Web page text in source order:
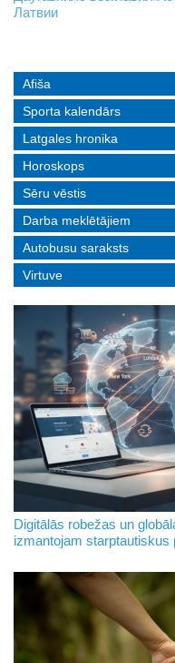
Латвии
реальные истории людей
Afiša
Sporta kalendārs
Latgales hronika
Horoskops
Sēru vēstis
Darba meklētājiem
Autobusu saraksts
Virtuve
Digitālās robežas un
izmantojam starptautiskus